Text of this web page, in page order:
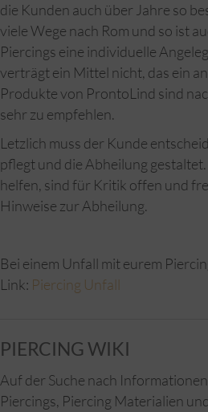
die Kunden auch über Jahre so
viele Wege nach Rom und so ist
Piercings eine individuelle
verträgt ein Mittel nicht, das ein
Produkte von ProntoLind sind
sehr zu empfehlen.
Letzlich muss der Kunde
pflegt und die Abheilung
helfen, sind für Kritik offen und
Hinweise zur Abheilung.
Bei einem Unfall mit eurem
Link: Piercing Unfall
PIERCING WIKI
Auf der Suche nach
Piercings, Piercing Materialien